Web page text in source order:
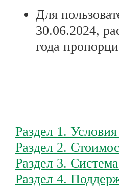
Для
30.06.2024,
года
Раздел 1.
Раздел 2.
Раздел 3.
Раздел 4.